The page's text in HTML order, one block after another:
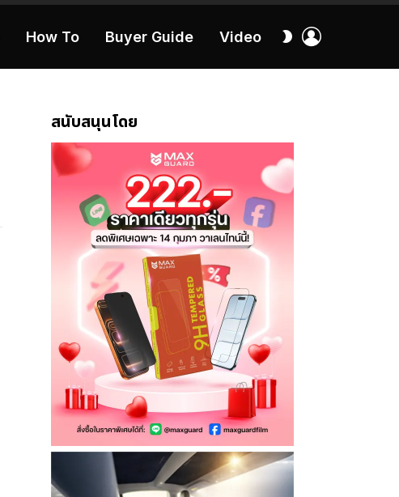
How To Buyer Guide Video
สลับ
สนับสนุนโดย